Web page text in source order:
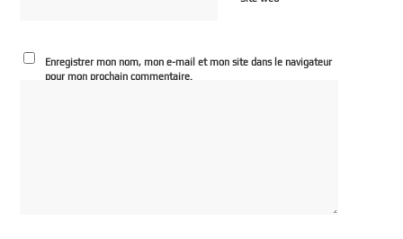
Enregistrer mon nom, mon e-mail et mon site dans le navigateur
pour mon prochain commentaire.